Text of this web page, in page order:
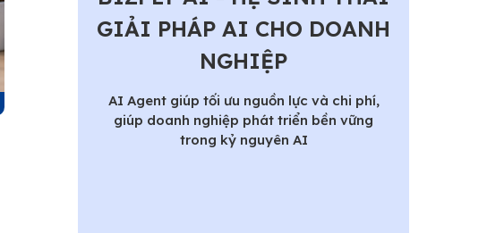
GIẢI PHÁP AI CHO DOANH
NGHIỆP
AI Agent giúp tối ưu nguồn lực và chi phí,
giúp doanh nghiệp phát triển bền vững
trong kỷ nguyên AI